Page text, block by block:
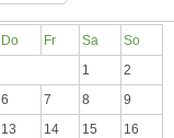
Do Fr Sa
So
1
2
6 7 8
9
13 14 15
16